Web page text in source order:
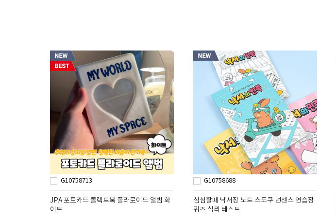
G10758713
JPA 포토카드 콜렉트북 폴라로이드 앨범 화
이트
G10758688
심심할때 낙서장 노트 스도쿠 넌센스 연습장
퀴즈 심리 테스트